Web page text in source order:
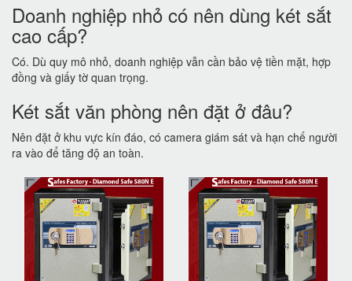
Doanh nghiệp nhỏ có nên dùng két sắt
cao cấp?
Có. Dù quy mô nhỏ, doanh nghiệp vẫn cần bảo vệ tiền mặt, hợp
đồng và giấy tờ quan trọng.
Két sắt văn phòng nên đặt ở đâu?
Nên đặt ở khu vực kín đáo, có camera giám sát và hạn chế người
ra vào để tăng độ an toàn.